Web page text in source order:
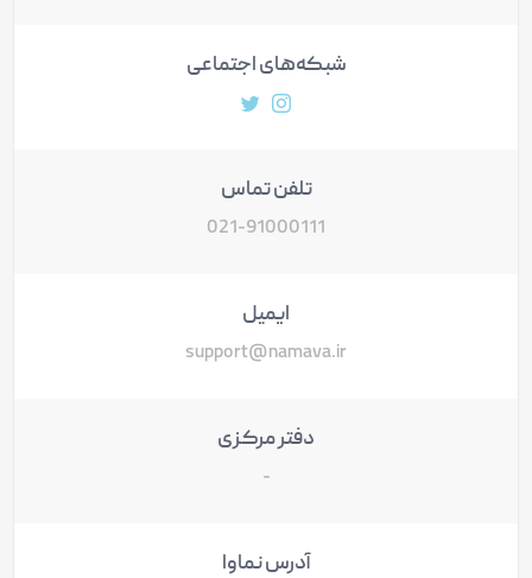
شبکه‌های اجتماعی
آدرس پروفایل اینستاگرام
آدرس پروفایل توییتر
تلفن تماس
021-91000111
ایمیل
support@namava.ir
دفتر مرکزی
-
آدرس نماوا